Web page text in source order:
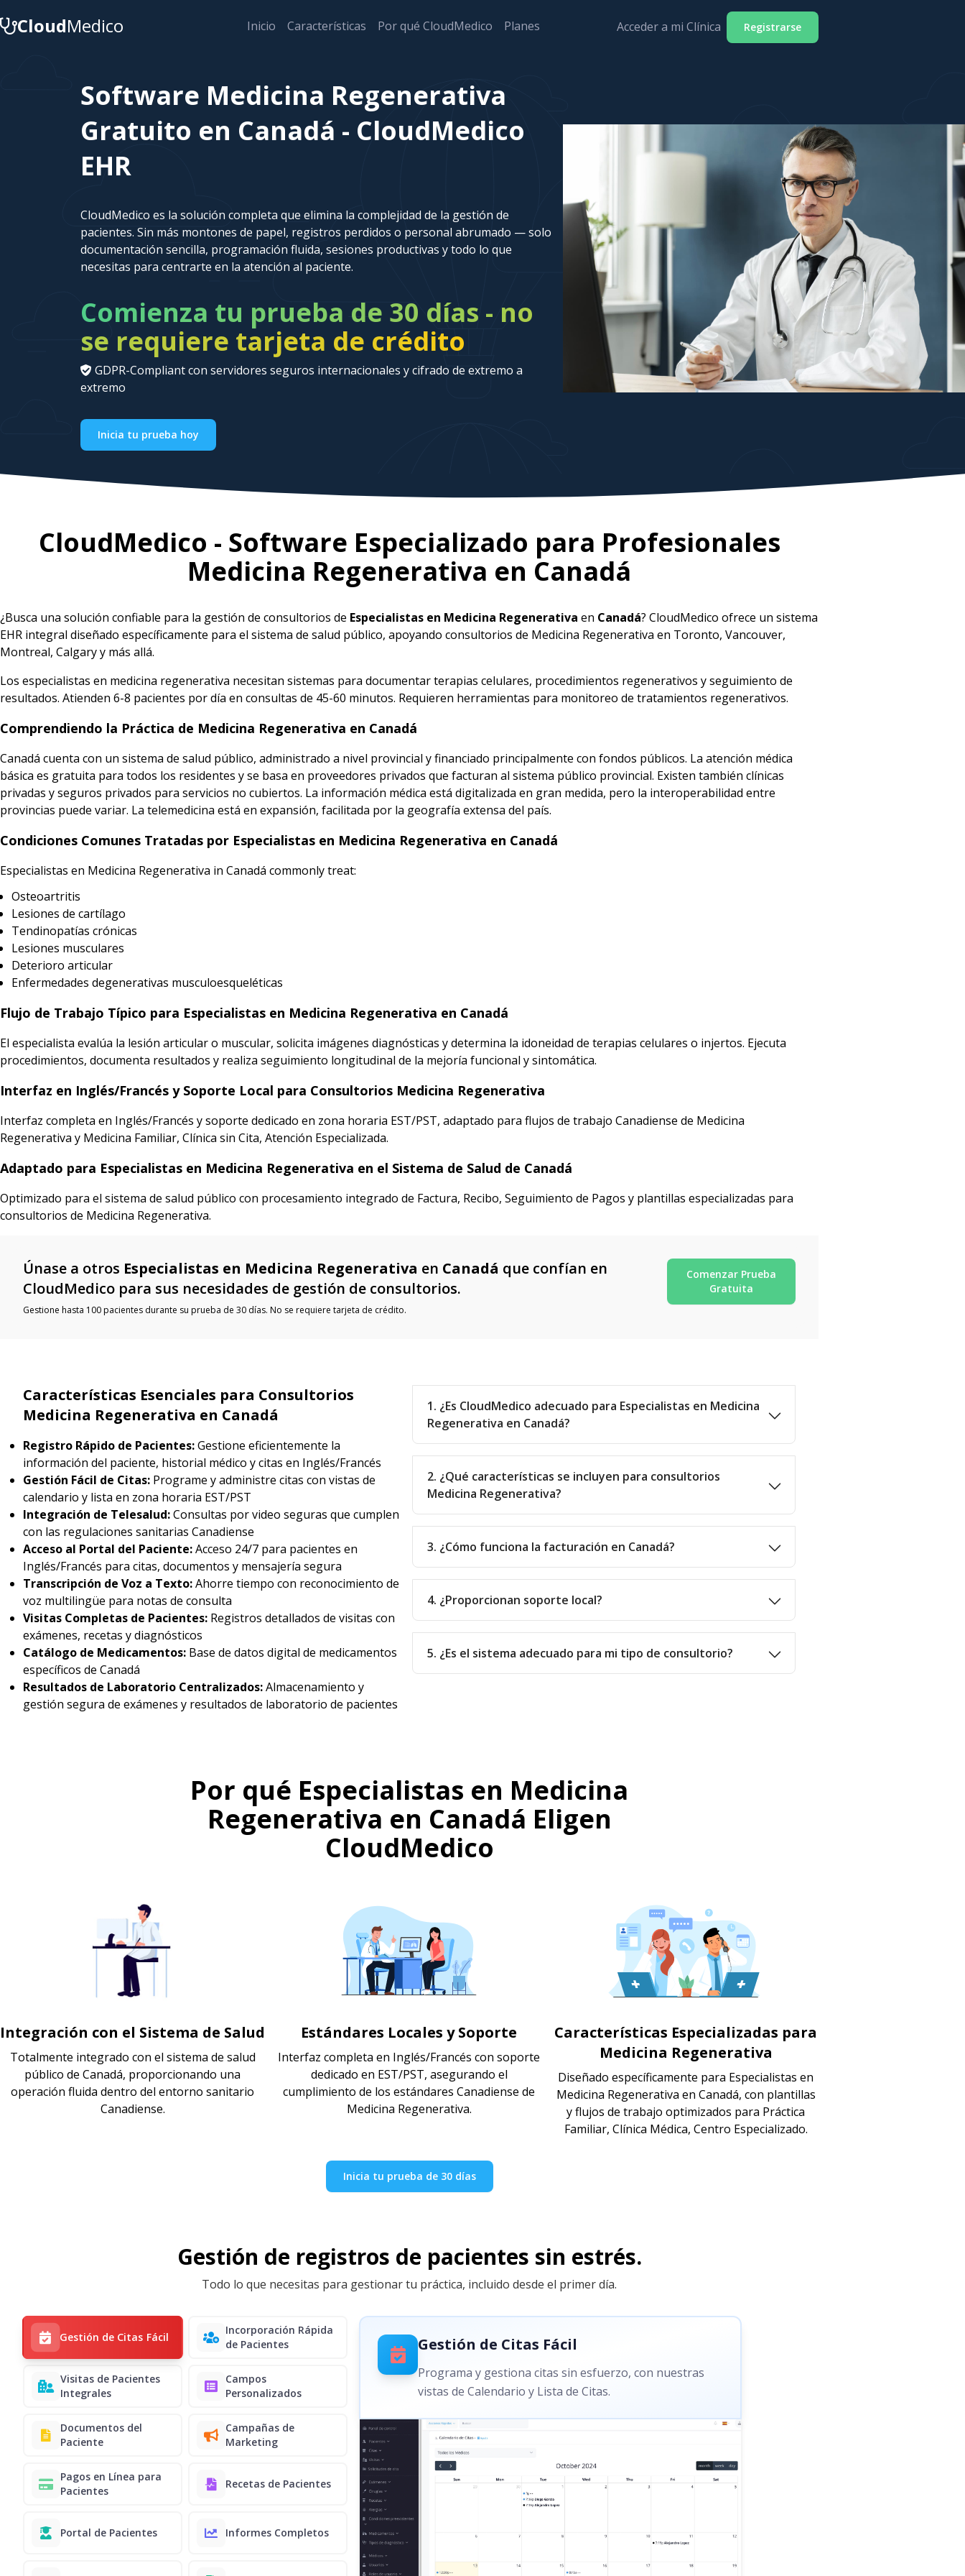
CloudMedico Inicio Características Por qué CloudMedico Planes Acceder a mi Clínica Registrarse
Software Medicina Regenerativa
Gratuito en Canadá - CloudMedico
EHR
CloudMedico es la solución completa que elimina la complejidad de la gestión de
pacientes. Sin más montones de papel, registros perdidos o personal abrumado — solo
documentación sencilla, programación fluida, sesiones productivas y todo lo que
necesitas para centrarte en la atención al paciente.
Comienza tu prueba de 30 días - no
se requiere tarjeta de crédito
GDPR-Compliant con servidores seguros internacionales y cifrado de extremo a
extremo
Inicia tu prueba hoy
CloudMedico - Software Especializado para Profesionales
Medicina Regenerativa en Canadá
¿Busca una solución confiable para la gestión de consultorios de Especialistas en Medicina Regenerativa en Canadá? CloudMedico ofrece un sistema
EHR integral diseñado específicamente para el sistema de salud público, apoyando consultorios de Medicina Regenerativa en Toronto, Vancouver,
Montreal, Calgary y más allá.
Los especialistas en medicina regenerativa necesitan sistemas para documentar terapias celulares, procedimientos regenerativos y seguimiento de
resultados. Atienden 6-8 pacientes por día en consultas de 45-60 minutos. Requieren herramientas para monitoreo de tratamientos regenerativos.
Comprendiendo la Práctica de Medicina Regenerativa en Canadá
Canadá cuenta con un sistema de salud público, administrado a nivel provincial y financiado principalmente con fondos públicos. La atención médica
básica es gratuita para todos los residentes y se basa en proveedores privados que facturan al sistema público provincial. Existen también clínicas
privadas y seguros privados para servicios no cubiertos. La información médica está digitalizada en gran medida, pero la interoperabilidad entre
provincias puede variar. La telemedicina está en expansión, facilitada por la geografía extensa del país.
Condiciones Comunes Tratadas por Especialistas en Medicina Regenerativa en Canadá
Especialistas en Medicina Regenerativa in Canadá commonly treat:
Osteoartritis
Lesiones de cartílago
Tendinopatías crónicas
Lesiones musculares
Deterioro articular
Enfermedades degenerativas musculoesqueléticas
Flujo de Trabajo Típico para Especialistas en Medicina Regenerativa en Canadá
El especialista evalúa la lesión articular o muscular, solicita imágenes diagnósticas y determina la idoneidad de terapias celulares o injertos. Ejecuta
procedimientos, documenta resultados y realiza seguimiento longitudinal de la mejoría funcional y sintomática.
Interfaz en Inglés/Francés y Soporte Local para Consultorios Medicina Regenerativa
Interfaz completa en Inglés/Francés y soporte dedicado en zona horaria EST/PST, adaptado para flujos de trabajo Canadiense de Medicina
Regenerativa y Medicina Familiar, Clínica sin Cita, Atención Especializada.
Adaptado para Especialistas en Medicina Regenerativa en el Sistema de Salud de Canadá
Optimizado para el sistema de salud público con procesamiento integrado de Factura, Recibo, Seguimiento de Pagos y plantillas especializadas para
consultorios de Medicina Regenerativa.
Únase a otros Especialistas en Medicina Regenerativa en Canadá que confían en
CloudMedico para sus necesidades de gestión de consultorios.
Gestione hasta 100 pacientes durante su prueba de 30 días. No se requiere tarjeta de crédito.
Comenzar Prueba
Gratuita
Características Esenciales para Consultorios
Medicina Regenerativa en Canadá
Registro Rápido de Pacientes:Gestione eficientemente la
información del paciente, historial médico y citas en Inglés/Francés
Gestión Fácil de Citas: Programe y administre citas con vistas de
calendario y lista en zona horaria EST/PST
Integración de Telesalud:Consultas por video seguras que cumplen
con las regulaciones sanitarias Canadiense
Acceso al Portal del Paciente:Acceso 24/7 para pacientes en
Inglés/Francés para citas, documentos y mensajería segura
Transcripción de Voz a Texto:Ahorre tiempo con reconocimiento de
voz multilingüe para notas de consulta
Visitas Completas de Pacientes: Registros detallados de visitas con
exámenes, recetas y diagnósticos
Catálogo de Medicamentos: Base de datos digital de medicamentos
específicos de Canadá
Resultados de Laboratorio Centralizados:Almacenamiento y
gestión segura de exámenes y resultados de laboratorio de pacientes
1. ¿Es CloudMedico adecuado para Especialistas en Medicina
Regenerativa en Canadá?
2. ¿Qué características se incluyen para consultorios
Medicina Regenerativa?
3. ¿Cómo funciona la facturación en Canadá?
4. ¿Proporcionan soporte local?
5. ¿Es el sistema adecuado para mi tipo de consultorio?
Por qué Especialistas en Medicina
Regenerativa en Canadá Eligen
CloudMedico
Integración con el Sistema de Salud
Totalmente integrado con el sistema de salud
público de Canadá, proporcionando una
operación fluida dentro del entorno sanitario
Canadiense.
Estándares Locales y Soporte
Interfaz completa en Inglés/Francés con soporte
dedicado en EST/PST, asegurando el
cumplimiento de los estándares Canadiense de
Medicina Regenerativa.
Características Especializadas para
Medicina Regenerativa
Diseñado específicamente para Especialistas en
Medicina Regenerativa en Canadá, con plantillas
y flujos de trabajo optimizados para Práctica
Familiar, Clínica Médica, Centro Especializado.
Inicia tu prueba de 30 días
Gestión de registros de pacientes sin estrés.
Todo lo que necesitas para gestionar tu práctica, incluido desde el primer día.
Gestión de Citas Fácil
Incorporación Rápida
de Pacientes
Visitas de Pacientes
Integrales
Campos
Personalizados
Documentos del
Paciente
Campañas de
Marketing
Pagos en Línea para
Pacientes
Recetas de Pacientes
Portal de Pacientes Informes Completos
Gestión de Citas Fácil
Programa y gestiona citas sin esfuerzo, con nuestras
vistas de Calendario y Lista de Citas.